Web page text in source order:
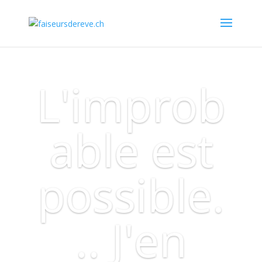
L'improb
able est
possible.
.. J'en